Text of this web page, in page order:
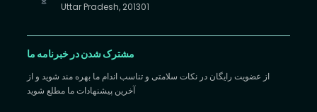
Uttar Pradesh, 201301
مشترک شدن در خبرنامه ما
از عضویت رایگان در نکات سلامتی و تناسب اندام ما بهره مند شوید و از
آخرین پیشنهادات ما مطلع شوید